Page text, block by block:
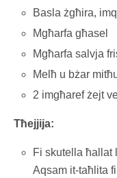
Basla żgħira,
Mgħarfa għasel
Mgħarfa salvja
Melħ u bżar
2 imgħaref żejt
Tħejjija:
Fi skutella ħallat
Aqsam it-taħlita